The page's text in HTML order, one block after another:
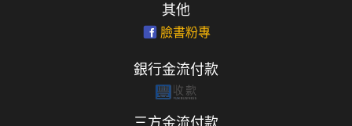
其他
臉書粉專
銀行金流付款
三方金流付款